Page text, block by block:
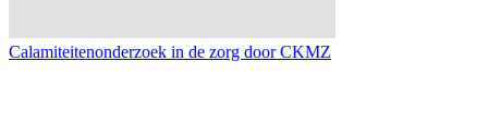
Calamiteitenonderzoek in de zorg door CKMZ